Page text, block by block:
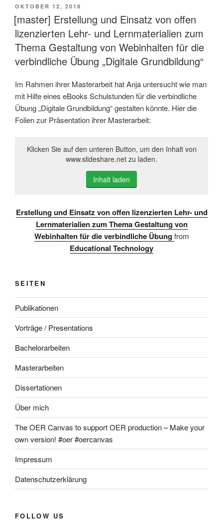
VERÖFFENTLICHT
AM
OKTOBER 12, 2018
[master] Erstellung und Einsatz von offen
lizenzierten Lehr- und Lernmaterialien zum
Thema Gestaltung von Webinhalten für die
verbindliche Übung „Digitale Grundbildung“
Im Rahmen ihrer Masterarbeit hat Anja untersucht wie man
mit Hilfe eines eBooks Schulstunden für die verbindliche
Übung „Digitale Grundbildung“ gestalten könnte. Hier die
Folien zur Präsentation ihrer Masterarbeit:
Klicken Sie auf den unteren Button, um den Inhalt von
www.slideshare.net zu laden.
Inhalt laden
Erstellung und Einsatz von offen lizenzierten Lehr- und
Lernmaterialien zum Thema Gestaltung von
Webinhalten für die verbindliche Übungfrom
Educational Technology
SEITEN
Publikationen
Vorträge / Presentations
Bachelorarbeiten
Masterarbeiten
Dissertationen
Über mich
The OER Canvas to support OER production – Make your
own version! #oer #oercanvas
Impressum
Datenschutzerklärung
FOLLOW US